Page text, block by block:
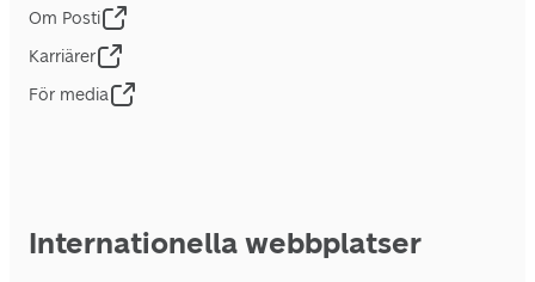
Om Posti
Karriärer
För media
Internationella webbplatser